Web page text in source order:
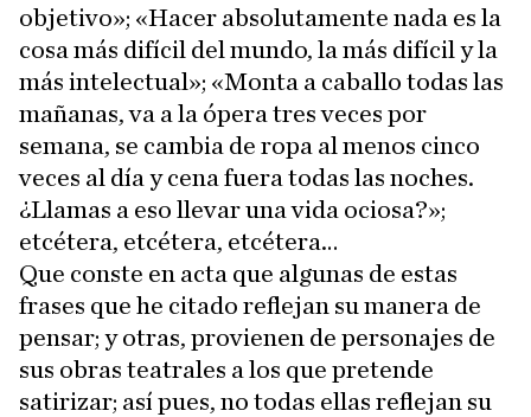
objetivo»; «Hacer absolutamente nada es la
cosa más difícil del mundo, la más difícil y la
más intelectual»; «Monta a caballo todas las
mañanas, va a la ópera tres veces por
semana, se cambia de ropa al menos cinco
veces al día y cena fuera todas las noches.
¿Llamas a eso llevar una vida ociosa?»;
etcétera, etcétera, etcétera…
Que conste en acta que algunas de estas
frases que he citado reflejan su manera de
pensar; y otras, provienen de personajes de
sus obras teatrales a los que pretende
satirizar; así pues, no todas ellas reflejan su